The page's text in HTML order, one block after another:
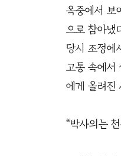
옥중에서 보
으로 참아냈
당시 조정에
고통 속에서
에게 올려진
“박사의는